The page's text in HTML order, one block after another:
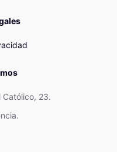
Católico, 23.